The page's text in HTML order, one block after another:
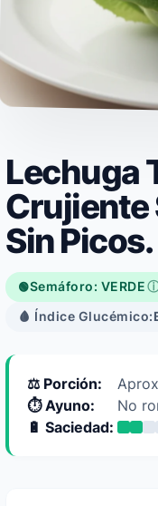
Lechuga
Crujiente
Sin Picos.
🟢Semáforo: VERDE
🩸 Índice Glucémico:
⚖️ Porción:
⏱️ Ayuno:
No
🔋 Saciedad: